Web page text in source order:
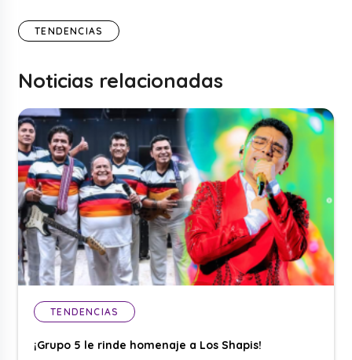
TENDENCIAS
Noticias relacionadas
TENDENCIAS
¡Grupo 5 le rinde homenaje a Los Shapis!